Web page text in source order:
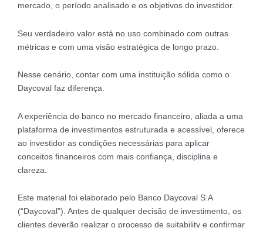
mercado, o período analisado e os objetivos do investidor.
Seu verdadeiro valor está no uso combinado com outras
métricas e com uma visão estratégica de longo prazo.
Nesse cenário, contar com uma instituição sólida como o
Daycoval faz diferença.
A experiência do banco no mercado financeiro, aliada a uma
plataforma de investimentos estruturada e acessível, oferece
ao investidor as condições necessárias para aplicar
conceitos financeiros com mais confiança, disciplina e
clareza.
Este material foi elaborado pelo Banco Daycoval S.A
(“Daycoval”). Antes de qualquer decisão de investimento, os
clientes deverão realizar o processo de suitability e confirmar